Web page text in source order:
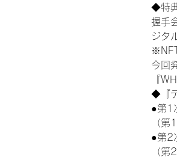
◆特
握手
ジタ
今回
『
◆『
●第1
（第
●第2
（第